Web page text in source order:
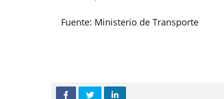
Fuente: Ministerio de Transporte